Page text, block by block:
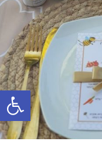
פתח סרגל נגישות